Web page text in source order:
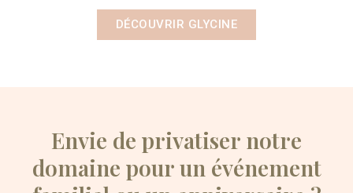
DÉCOUVRIR GLYCINE
Envie de privatiser notre
domaine pour un événement